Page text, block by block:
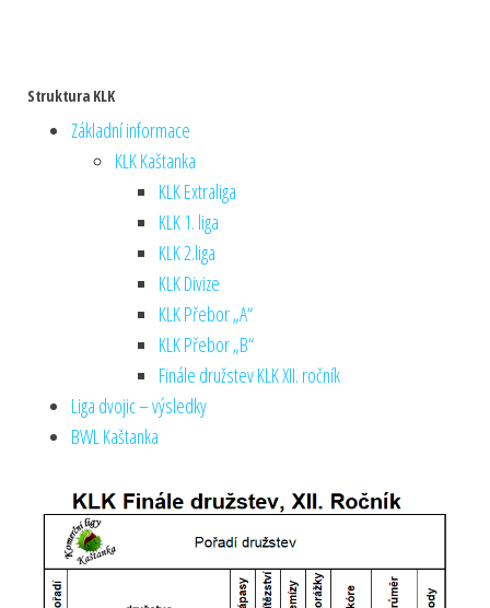
Struktura KLK
Základní informace
KLK Kaštanka
KLK Extraliga
KLK 1. liga
KLK 2.liga
KLK Divize
KLK Přebor „A“
KLK Přebor „B“
Finále družstev KLK XII. ročník
Liga dvojic – výsledky
BWL Kaštanka